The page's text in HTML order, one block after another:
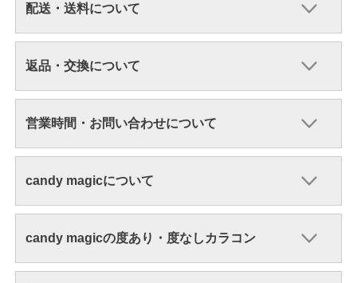
配送・送料について
返品・交換について
営業時間・お問い合わせについて
candy magicについて
candy magicの度あり・度なしカラコン